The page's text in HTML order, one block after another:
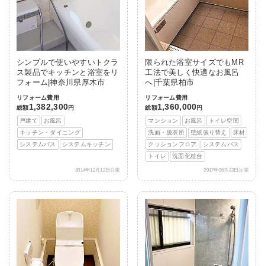
シンプルで使いやすいトクラ
ス製品でキッチンと浴室をリ
フォーム|神奈川県厚木市
リフォーム費用
総額1,382,300円
戸建て
お風呂
キッチン・ダイニング
システムバス
システムキッチン
2014年12月12日公開
限られた浴室サイズでもMR
工法で美しく快適なお風呂
へ|千葉県柏市
リフォーム費用
総額1,360,000円
マンション
お風呂
トイレ空間
洗面・脱衣所
壁紙張り替え
床材
クッションフロア
システムバス
トイレ
洗面化粧台
2017年06月23日公開